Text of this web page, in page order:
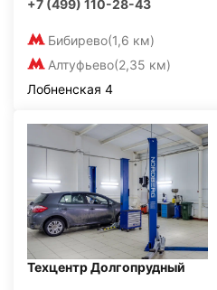
+7 (499) 110-28-43
Бибирево(1,6 км)
Алтуфьево(2,35 км)
Лобненская 4
Техцентр Долгопрудный